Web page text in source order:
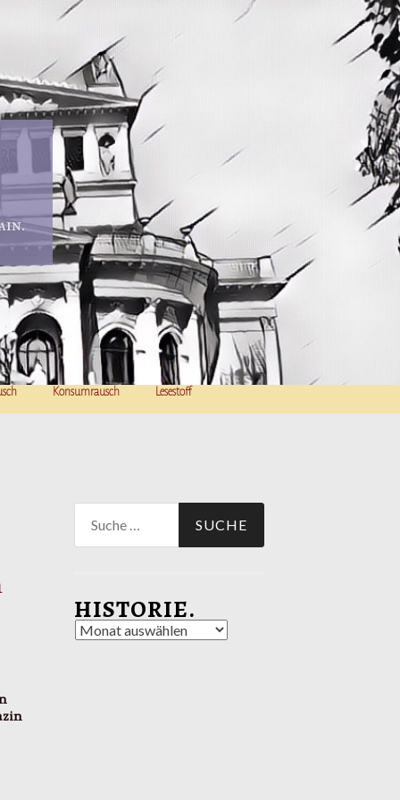
Konsumrausch Lesestoff
nach:
HISTORIE.
Historie.